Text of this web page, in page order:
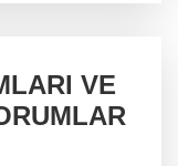
VE